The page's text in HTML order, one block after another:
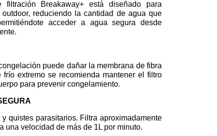
filtración Breakaway+ está diseñado para
reduciendo la cantidad de agua que
acceder a agua segura desde
puede dañar la membrana de fibra
extremo se recomienda mantener el filtro
para prevenir congelamiento.
quistes parasitarios. Filtra aproximadamente
una velocidad de más de 1L por minuto.